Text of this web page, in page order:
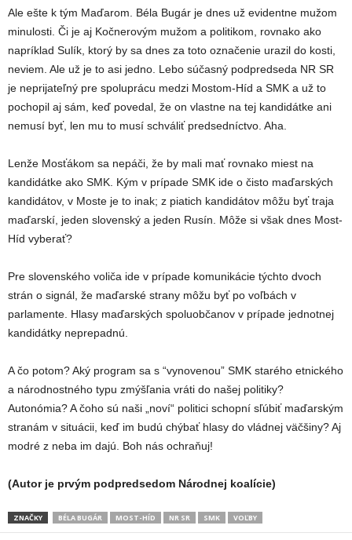
Ale ešte k tým Maďarom. Béla Bugár je dnes už evidentne mužom
minulosti. Či je aj Kočnerovým mužom a politikom, rovnako ako
napríklad Sulík, ktorý by sa dnes za toto označenie urazil do kosti,
neviem. Ale už je to asi jedno. Lebo súčasný podpredseda NR SR
je neprijateľný pre spoluprácu medzi Mostom-Híd a SMK a už to
pochopil aj sám, keď povedal, že on vlastne na tej kandidátke ani
nemusí byť, len mu to musí schváliť predsedníctvo. Aha.
Lenže Mosťákom sa nepáči, že by mali mať rovnako miest na
kandidátke ako SMK. Kým v prípade SMK ide o čisto maďarských
kandidátov, v Moste je to inak; z piatich kandidátov môžu byť traja
maďarskí, jeden slovenský a jeden Rusín. Môže si však dnes Most-
Híd vyberať?
Pre slovenského voliča ide v prípade komunikácie týchto dvoch
strán o signál, že maďarské strany môžu byť po voľbách v
parlamente. Hlasy maďarských spoluobčanov v prípade jednotnej
kandidátky neprepadnú.
A čo potom? Aký program sa s “vynovenou” SMK starého etnického
a národnostného typu zmýšľania vráti do našej politiky?
Autonómia? A čoho sú naši „noví“ politici schopní sľúbiť maďarským
stranám v situácii, keď im budú chýbať hlasy do vládnej väčšiny? Aj
modré z neba im dajú. Boh nás ochraňuj!
(Autor je prvým podpredsedom Národnej koalície)
ZNAČKY BÉLA BUGÁR MOST-HÍD NR SR SMK VOĽBY